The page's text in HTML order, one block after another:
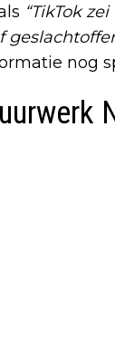
“TikTok
nog